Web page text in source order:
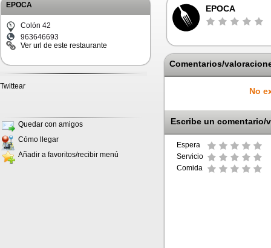
EPOCA
Colón 42
963646693
Ver url de este restaurante
Twittear
Quedar con amigos
Cómo llegar
Añadir a favoritos/recibir menú
EPOCA
Comentarios/
No
Escribe un comentario/
Espera
Servicio
Comida